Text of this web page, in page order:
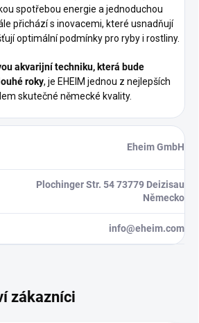
spotřebou energie a jednoduchou
přichází s inovacemi, které usnadňují
optimální podmínky pro ryby i rostliny.
akvarijní techniku, která bude
roky, je EHEIM jednou z nejlepších
skutečné německé kvality.
Eheim GmbH
Plochinger Str. 54 73779 Deizisau
Německo
info@eheim.com